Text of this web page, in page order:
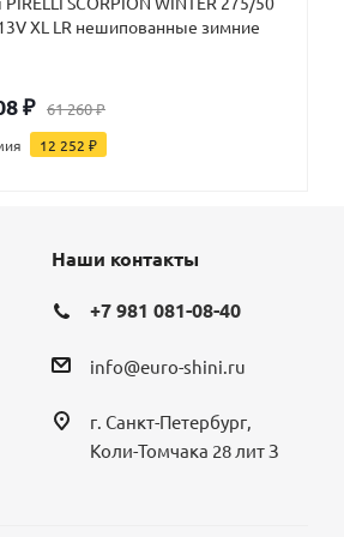
XL LR нешипованные зимние
₽ 61 260₽
12 252 ₽
Наши контакты
+7 981 081-08-40
info@euro-shini.ru
г. Санкт-Петербург,
Коли-Томчака 28 лит З